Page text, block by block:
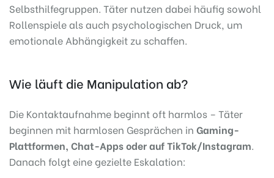
Selbsthilfegruppen. Täter nutzen dabei häufig sowohl
Rollenspiele als auch psychologischen Druck, um
emotionale Abhängigkeit zu schaffen.
Wie läuft die Manipulation ab?
Die Kontaktaufnahme beginnt oft harmlos – Täter
beginnen mit harmlosen Gesprächen in Gaming-
Plattformen, Chat-Apps oder auf TikTok/Instagram.
Danach folgt eine gezielte Eskalation: